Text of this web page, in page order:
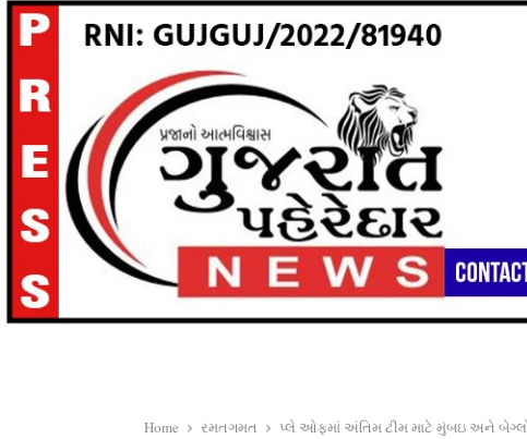
Home રમતગમત પ્લે ઓફમાં અંતિમ ટીમ માટે મુંબઇ અને